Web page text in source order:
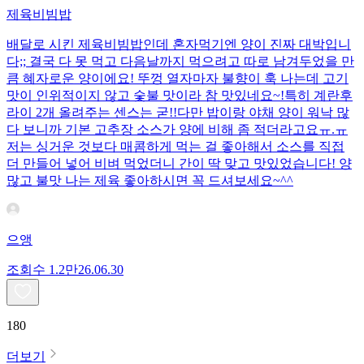
제육비빔밥
배달로 시킨 제육비빔밥인데 혼자먹기엔 양이 진짜 대박입니
다;; 결국 다 못 먹고 다음날까지 먹으려고 따로 남겨두었을 만
큼 혜자로운 양이에요! 뚜껑 열자마자 불향이 훅 나는데 고기
맛이 인위적이지 않고 숯불 맛이라 참 맛있네요~!특히 계란후
라이 2개 올려주는 센스는 굳!! ​다만 밥이랑 야채 양이 워낙 많
다 보니까 기본 고추장 소스가 양에 비해 좀 적더라고요ㅠ.ㅠ
저는 싱거운 것보다 매콤하게 먹는 걸 좋아해서 소스를 직접
더 만들어 넣어 비벼 먹었더니 간이 딱 맞고 맛있었습니다! 양
많고 불맛 나는 제육 좋아하시면 꼭 드셔보세요~^^
으앵
조회수 1.2만26.06.30
180
더보기